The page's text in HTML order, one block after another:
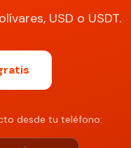
USD o USDT.
desde tu teléfono: